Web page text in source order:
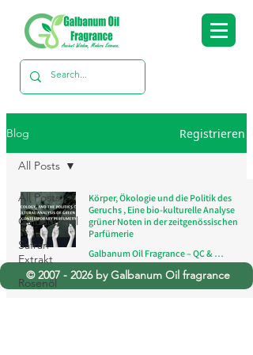
Blog Registrieren
All Posts
Galbanumöl
Safran-
Extrakt
Rosenöl
All Posts
Körper, Ökologie und die Politik des
Geruchs , Eine bio-kulturelle Analyse
grüner Noten in der zeitgenössischen
Parfümerie
Galbanum Oil Fragrance – QC & Research Team
18. Jan.
3 Min. Lesezeit
©2007 - 2026by Galbanum Oil fragrance